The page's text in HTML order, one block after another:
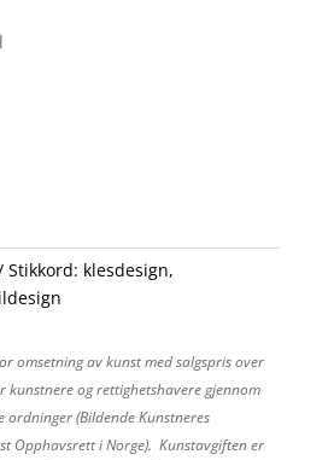
Stikkord: klesdesign,
omsetning av kunst med salgspris over
og rettighetshavere gjennom
(Bildende Kunstneres
Opphavsrett i Norge). Kunstavgiften er